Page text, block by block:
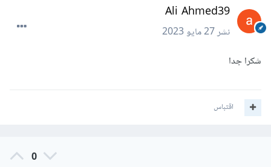
Ali Ahmed39
نشر27 مايو 2023
شكرا جدا
اقتباس
0